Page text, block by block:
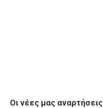
Οι νέες μας αναρτήσεις